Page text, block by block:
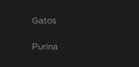
Gatos
Purina